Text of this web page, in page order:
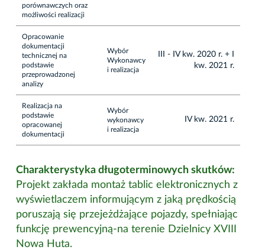
porównawczych oraz
możliwości realizacji
Opracowanie
dokumentacji
technicznej na
podstawie
przeprowadzonej
analizy
Wybór
Wykonawcy
i realizacja
III - IV kw. 2020 r. + I
kw. 2021 r.
Realizacja na
podstawie
opracowanej
dokumentacji
Wybór
wykonawcy
i realizacja
IV kw. 2021 r.
Charakterystyka długoterminowych skutków:
Projekt zakłada montaż tablic elektronicznych z
wyświetlaczem informującym z jaką prędkością
poruszają się przejeżdżające pojazdy, spełniając
funkcję prewencyjną-na terenie Dzielnicy XVIII
Nowa Huta.